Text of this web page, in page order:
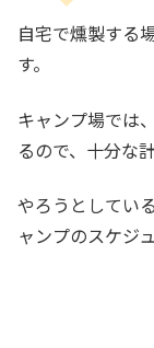
自宅で燻製する
す。
キャンプ場では
るので、十分な
やろうとしてい
ャンプのスケジ